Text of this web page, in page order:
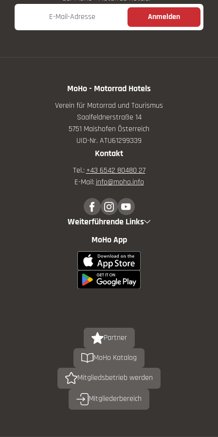
E-Mail-Adresse
Anmelden
MoHo - Motorrad Hotels
Verein für Motorrad und Tourismus
Saalfeldnerstraße 14
5751 Maishofen Österreich
UID-Nr. ATU61299339
Kontakt
Tel.: +43 6542 80480 27
E-Mail: info@moho.info
Weiterführende Links
MoHo App
Partner
MoHo Katalog
Mitgliedsbetrieb werden
Mitgliederbereich